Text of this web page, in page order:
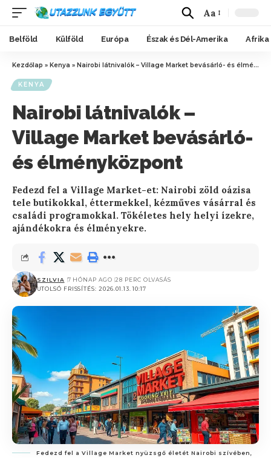
Aa
Belföld Külföld Európa Észak és Dél-Amerika Afrika
Kezdőlap » Kenya » Nairobi látnivalók – Village Market bevásárló- és élményközpont
KENYA
Nairobi látnivalók –
Village Market bevásárló-
és élményközpont
Fedezd fel a Village Market-et: Nairobi zöld oázisa
tele butikokkal, éttermekkel, kézműves vásárral és
családi programokkal. Tökéletes hely helyi ízekre,
ajándékokra és élményekre.
UTOLSÓ FRISSÍTÉS: 2026.01.13. 10:17
SZILVIA 7 HÓNAP AGO 28 PERC OLVASÁS
Fedezd fel a Village Market nyüzsgő életét Nairobi szívében,